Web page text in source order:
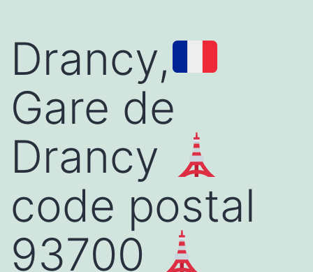
Drancy,
Gare de
Drancy
code postal
93700